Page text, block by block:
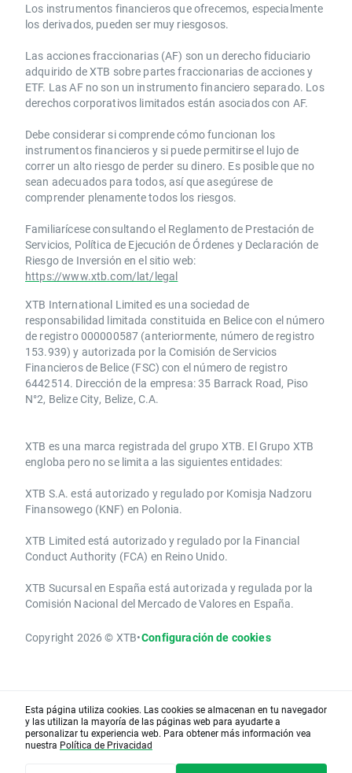
Los instrumentos financieros que ofrecemos, especialmente
los derivados, pueden ser muy riesgosos.
Las acciones fraccionarias (AF) son un derecho fiduciario
adquirido de XTB sobre partes fraccionarias de acciones y
ETF. Las AF no son un instrumento financiero separado. Los
derechos corporativos limitados están asociados con AF.
Debe considerar si comprende cómo funcionan los
instrumentos financieros y si puede permitirse el lujo de
correr un alto riesgo de perder su dinero. Es posible que no
sean adecuados para todos, así que asegúrese de
comprender plenamente todos los riesgos.
Familiarícese consultando el Reglamento de Prestación de
Servicios, Política de Ejecución de Órdenes y Declaración de
Riesgo de Inversión en el sitio web:
https://www.xtb.com/lat/legal
XTB International Limited es una sociedad de
responsabilidad limitada constituida en Belice con el número
de registro 000000587 (anteriormente, número de registro
153.939) y autorizada por la Comisión de Servicios
Financieros de Belice (FSC) con el número de registro
6442514. Dirección de la empresa: 35 Barrack Road, Piso
N°2, Belize City, Belize, C.A.
​​XTB es una marca registrada del grupo XTB. El Grupo XTB
engloba pero no se limita a las siguientes entidades:
XTB S.A.​ está autorizado y regulado por Komisja Nadzoru
Finansowego (KNF) ​en Polonia.
XTB Limited ​está autorizado y regulado por la ​Financial
Conduct Authority ​(FCA) en ​​Reino Unido.
XTB Sucursal en España está autorizada y regulada por la
Comisión Nacional del Mercado de Valores en España.
Copyright 2026 © XTB•Configuración de cookies
Esta página utiliza cookies. Las cookies se almacenan en tu navegador
y las utilizan la mayoría de las páginas web para ayudarte a
personalizar tu experiencia web. Para obtener más información vea
nuestra Política de Privacidad